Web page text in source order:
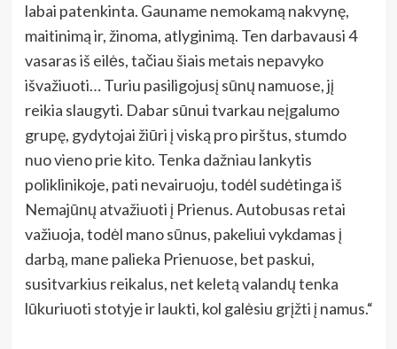
labai patenkinta. Gauname nemokamą nakvynę,
maitinimą ir, žinoma, atlyginimą. Ten darbavausi 4
vasaras iš eilės, tačiau šiais metais nepavyko
išvažiuoti… Turiu pasiligojusį sūnų namuose, jį
reikia slaugyti. Dabar sūnui tvarkau neįgalumo
grupę, gydytojai žiūri į viską pro pirštus, stumdo
nuo vieno prie kito. Tenka dažniau lankytis
poliklinikoje, pati nevairuoju, todėl sudėtinga iš
Nemajūnų atvažiuoti į Prienus. Autobusas retai
važiuoja, todėl mano sūnus, pakeliui vykdamas į
darbą, mane palieka Prienuose, bet paskui,
susitvarkius reikalus, net keletą valandų tenka
lūkuriuoti stotyje ir laukti, kol galėsiu grįžti į namus.“